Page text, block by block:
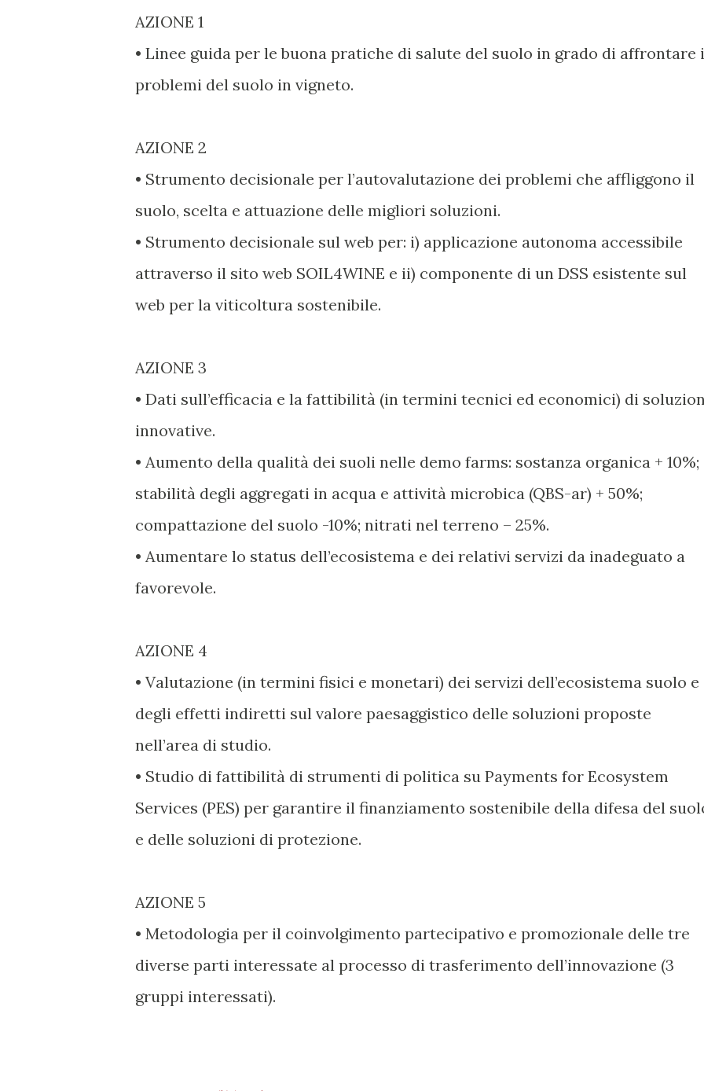
AZIONE 1
• Linee guida per le buona pratiche di salute del suolo in grado di affrontare i
problemi del suolo in vigneto.
AZIONE 2
• Strumento decisionale per l’autovalutazione dei problemi che affliggono il
suolo, scelta e attuazione delle migliori soluzioni.
• Strumento decisionale sul web per: i) applicazione autonoma accessibile
attraverso il sito web SOIL4WINE e ii) componente di un DSS esistente sul
web per la viticoltura sostenibile.
AZIONE 3
• Dati sull’efficacia e la fattibilità (in termini tecnici ed economici) di
innovative.
• Aumento della qualità dei suoli nelle demo farms: sostanza organica + 10%;
stabilità degli aggregati in acqua e attività microbica (QBS-ar) + 50%;
compattazione del suolo -10%; nitrati nel terreno – 25%.
• Aumentare lo status dell’ecosistema e dei relativi servizi da inadeguato a
favorevole.
AZIONE 4
• Valutazione (in termini fisici e monetari) dei servizi dell’ecosistema suolo e
degli effetti indiretti sul valore paesaggistico delle soluzioni proposte
nell’area di studio.
• Studio di fattibilità di strumenti di politica su Payments for Ecosystem
Services (PES) per garantire il finanziamento sostenibile della difesa del
e delle soluzioni di protezione.
AZIONE 5
• Metodologia per il coinvolgimento partecipativo e promozionale delle tre
diverse parti interessate al processo di trasferimento dell’innovazione (3
gruppi interessati).